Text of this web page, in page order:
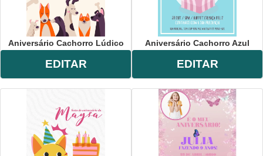
Aniversário Cachorro Lúdico
EDITAR
Aniversário Cachorro Azul
EDITAR